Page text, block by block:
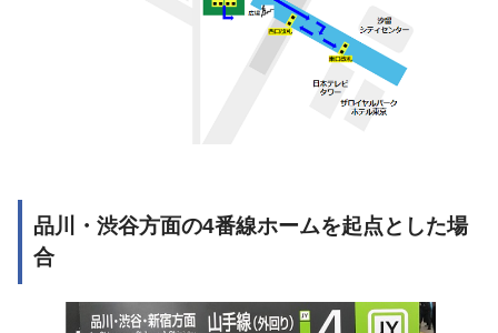
品川・渋谷方面の4番線ホームを起点とした場
合